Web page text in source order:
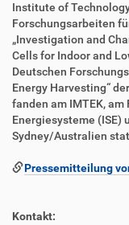
Institute of
Forschungsarbeiten
„Investigation and
Cells for Indoor and
Deutschen
Energy Harvesting“
fanden am IMTEK,
Energiesysteme (ISE)
Sydney/Australien
Pressemitteilung
Kontakt: